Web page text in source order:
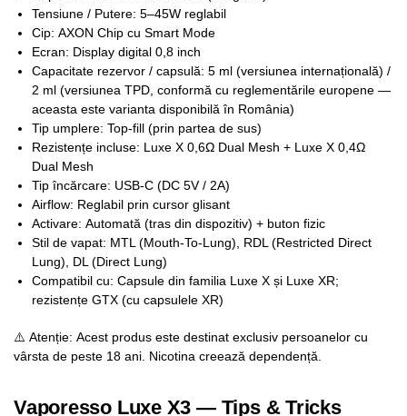
Tensiune / Putere: 5–45W reglabil
Cip: AXON Chip cu Smart Mode
Ecran: Display digital 0,8 inch
Capacitate rezervor / capsulă: 5 ml (versiunea internațională) /
2 ml (versiunea TPD, conformă cu reglementările europene —
aceasta este varianta disponibilă în România)
Tip umplere: Top-fill (prin partea de sus)
Rezistențe incluse: Luxe X 0,6Ω Dual Mesh + Luxe X 0,4Ω
Dual Mesh
Tip încărcare: USB-C (DC 5V / 2A)
Airflow: Reglabil prin cursor glisant ​
Activare: Automată (tras din dispozitiv) + buton fizic
Stil de vapat: MTL (Mouth-To-Lung), RDL (Restricted Direct
Lung), DL (Direct Lung)
Compatibil cu: Capsule din familia Luxe X și Luxe XR;
rezistențe GTX (cu capsulele XR)
⚠️ Atenție: Acest produs este destinat exclusiv persoanelor cu
vârsta de peste 18 ani. Nicotina creează dependență.
Vaporesso Luxe X3 — Tips & Tricks